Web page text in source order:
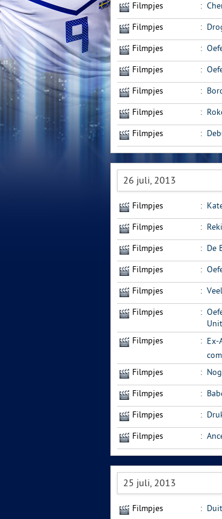
Filmpjes :
Filmpjes :
Filmpjes :
Filmpjes :
Filmpjes :
Filmpjes :
Filmpjes :
26 juli, 2013
Filmpjes :
Filmpjes :
Filmpjes : De
Filmpjes :
Filmpjes :
Filmpjes :
Filmpjes
: Ex-
Filmpjes
:
Filmpjes :
Filmpjes :
Filmpjes :
25 juli, 2013
Filmpjes :